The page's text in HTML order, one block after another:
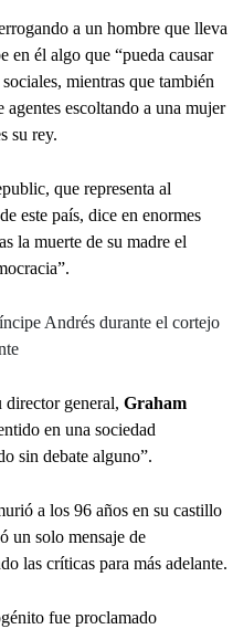
a un hombre que lleva
en él algo que “pueda causar
mientras que también
escoltando a una mujer
su rey.
que representa al
este país, dice en enormes
la muerte de su madre el
Andrés durante el cortejo
director general, Graham
en una sociedad
sin debate alguno”.
a los 96 años en su castillo
un solo mensaje de
las críticas para más adelante.
fue proclamado